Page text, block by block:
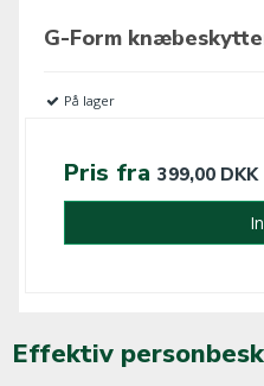
G-Form
På lager
Pris fra 399,00 DKK
Effektiv